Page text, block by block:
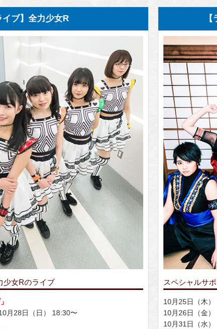
イブ】全力少女R
少女Rのライブ
月28日（日） 18:30〜
スペシャルサ
10月25日（木
10月26日（金）
10月31日（水